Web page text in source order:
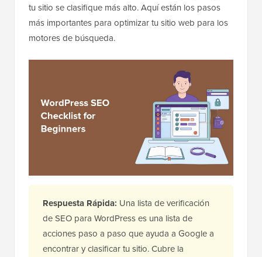
tu sitio se clasifique más alto. Aquí están los pasos
más importantes para optimizar tu sitio web para los
motores de búsqueda.
Respuesta Rápida: Una lista de verificación
de SEO para WordPress es una lista de
acciones paso a paso que ayuda a Google a
encontrar y clasificar tu sitio. Cubre la